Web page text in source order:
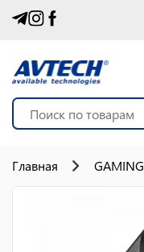
Главная GAMING